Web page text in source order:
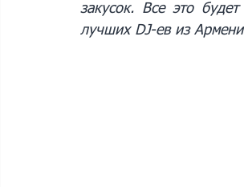
закусок. Все это
лучших DJ-ев из